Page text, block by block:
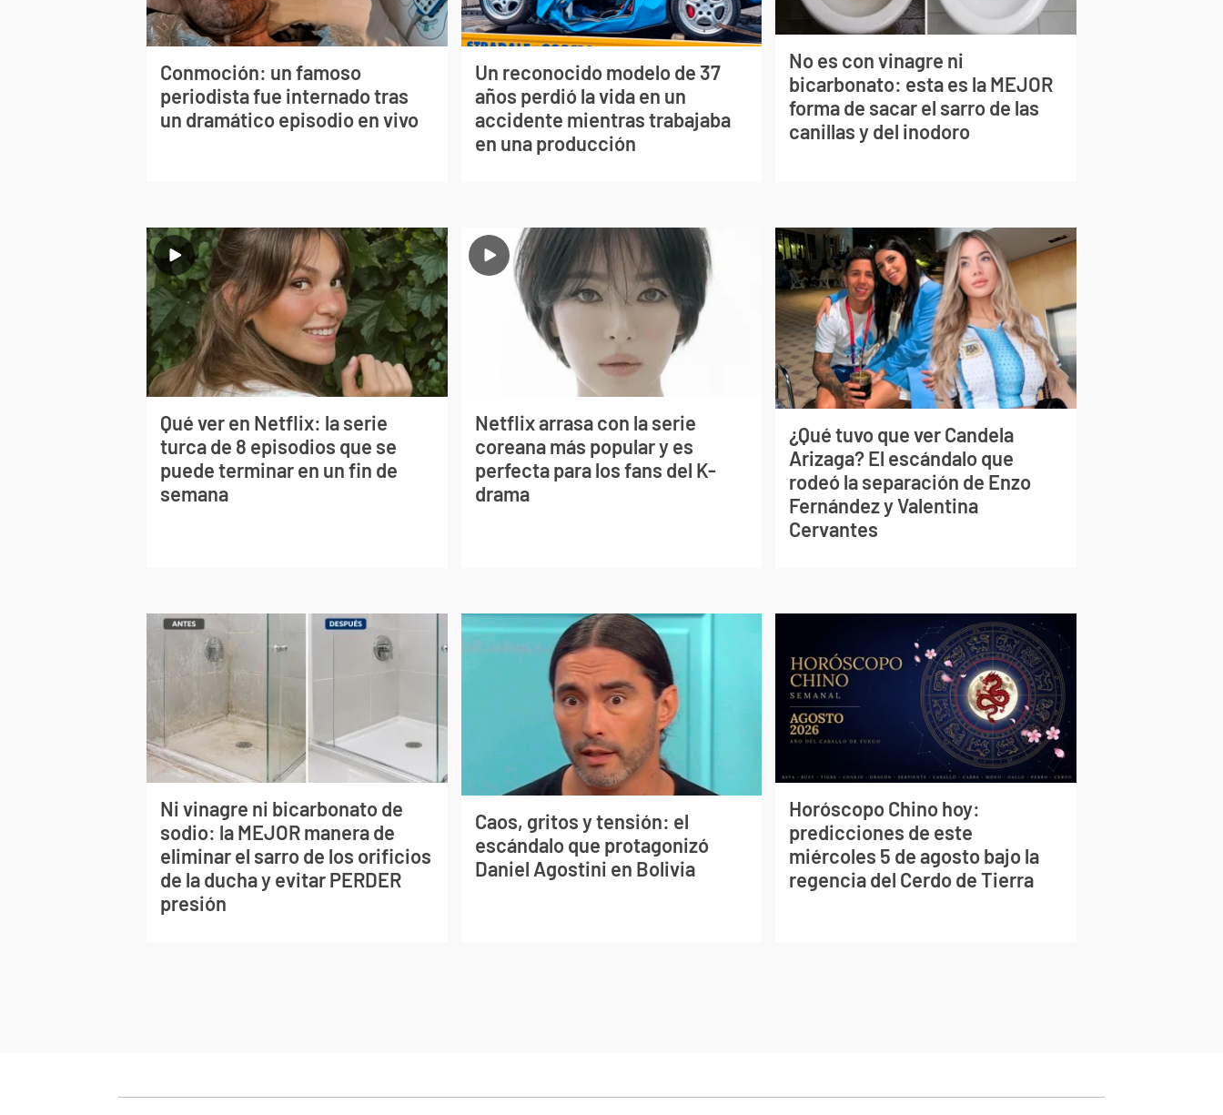
Conmoción: un famoso
periodista fue internado tras
un dramático episodio en vivo
Un reconocido modelo de 37
años perdió la vida en un
accidente mientras trabajaba
en una producción
No es con vinagre ni
bicarbonato: esta es la MEJOR
forma de sacar el sarro de las
canillas y del inodoro
Qué ver en Netflix: la serie
turca de 8 episodios que se
puede terminar en un fin de
semana
Netflix arrasa con la serie
coreana más popular y es
perfecta para los fans del K-
drama
¿Qué tuvo que ver Candela
Arizaga? El escándalo que
rodeó la separación de Enzo
Fernández y Valentina
Cervantes
Ni vinagre ni bicarbonato de
sodio: la MEJOR manera de
eliminar el sarro de los orificios
de la ducha y evitar PERDER
presión
Caos, gritos y tensión: el
escándalo que protagonizó
Daniel Agostini en Bolivia
Horóscopo Chino hoy:
predicciones de este
miércoles 5 de agosto bajo la
regencia del Cerdo de Tierra